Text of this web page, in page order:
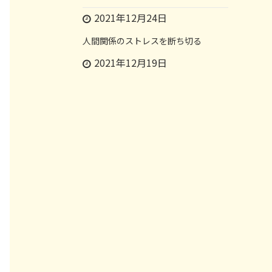
2021年12月24日
人間関係のストレスを断ち切る
2021年12月19日